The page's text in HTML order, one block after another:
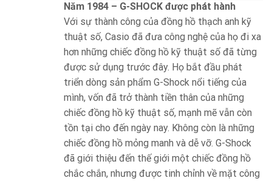
Năm 1984 – G-SHOCK được phát hành
Với sự thành công của đồng hồ thạch anh kỹ
thuật số, Casio đã đưa công nghệ của họ đi xa
hơn những chiếc đồng hồ kỹ thuật số đã từng
được sử dụng trước đây. Họ bắt đầu phát
triển dòng sản phẩm G-Shock nổi tiếng của
mình, vốn đã trở thành tiền thân của những
chiếc đồng hồ kỹ thuật số, mạnh mẽ vẫn còn
tồn tại cho đến ngày nay. Không còn là những
chiếc đồng hồ mỏng manh và dễ vỡ. G-Shock
đã giới thiệu đến thế giới một chiếc đồng hồ
chắc chắn, nhưng được tinh chỉnh về mặt công